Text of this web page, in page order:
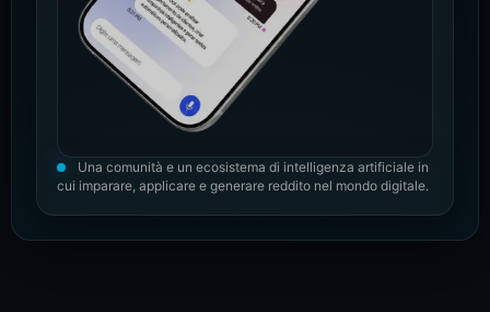
Una comunità e un ecosistema di intelligenza artificiale in
cui imparare, applicare e generare reddito nel mondo digitale.